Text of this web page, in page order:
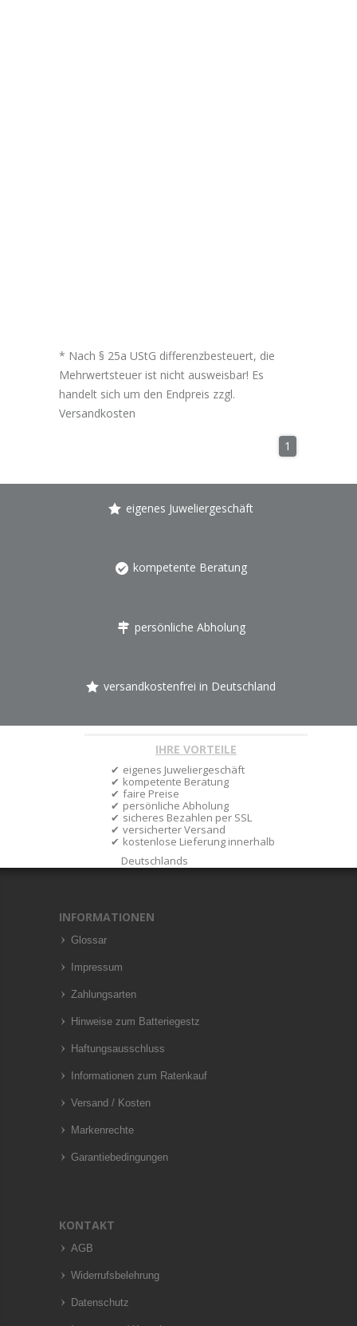
* Nach § 25a UStG differenzbesteuert, die
Mehrwertsteuer ist nicht ausweisbar! Es
handelt sich um den Endpreis zzgl.
Versandkosten
1
eigenes Juweliergeschäft
kompetente Beratung
persönliche Abholung
versandkostenfrei in Deutschland
IHRE VORTEILE
eigenes Juweliergeschäft
kompetente Beratung
faire Preise
persönliche Abholung
sicheres Bezahlen per SSL
versicherter Versand
kostenlose Lieferung innerhalb
Deutschlands
INFORMATIONEN
Glossar
Impressum
Zahlungsarten
Hinweise zum Batteriegestz
Haftungsausschluss
Informationen zum Ratenkauf
Versand / Kosten
Markenrechte
Garantiebedingungen
KONTAKT
AGB
Widerrufsbelehrung
Datenschutz